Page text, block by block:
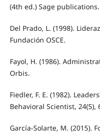
(4th ed.) Sage publications.
Del Prado, L. (1998).
Fundación OSCE.
Fayol, H. (1986).
Orbis.
Fiedler, F. E. (1982).
Behavioral Scientist, 24(5),
García-Solarte, M. (2015).